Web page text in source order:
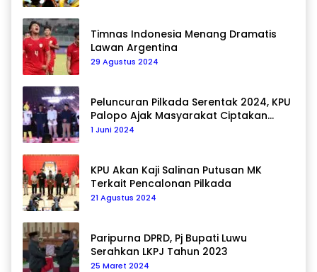
Timnas Indonesia Menang Dramatis
Lawan Argentina
29 Agustus 2024
Peluncuran Pilkada Serentak 2024, KPU
Palopo Ajak Masyarakat Ciptakan
Pilkada Damai
1 Juni 2024
KPU Akan Kaji Salinan Putusan MK
Terkait Pencalonan Pilkada
21 Agustus 2024
Paripurna DPRD, Pj Bupati Luwu
Serahkan LKPJ Tahun 2023
25 Maret 2024